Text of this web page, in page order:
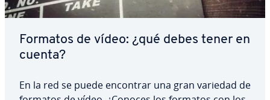
Formatos de vídeo: ¿qué debes tener en
cuenta?
En la red se puede encontrar una gran variedad de